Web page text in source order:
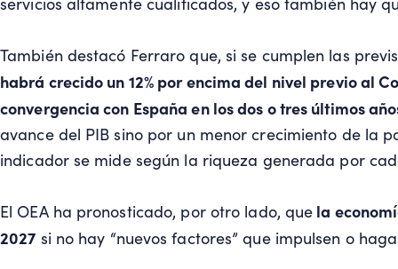
También destacó Ferraro que, si se cumplen las
habrá crecido un 12% por encima del nivel previo al
convergencia con España en los dos o tres últimos
avance del PIB sino por un menor crecimiento de la
indicador se mide según la riqueza generada por
El OEA ha pronosticado, por otro lado, que la
2027 si no hay “nuevos factores” que impulsen o